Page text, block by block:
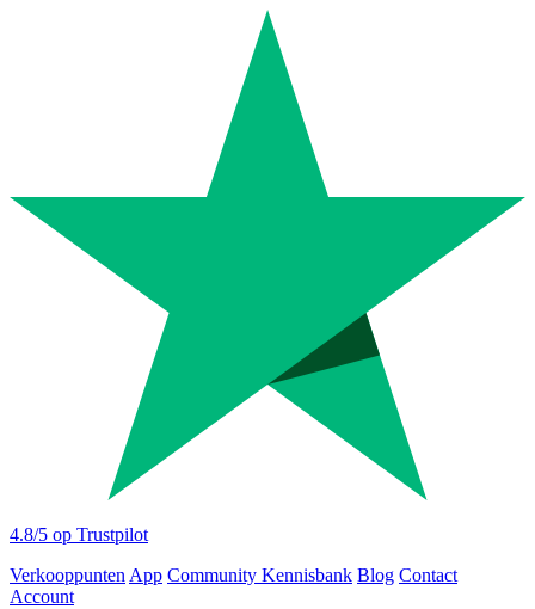
4.8/5 op Trustpilot
Verkooppunten App Community Kennisbank Blog Contact
Account